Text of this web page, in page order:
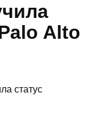
Alto